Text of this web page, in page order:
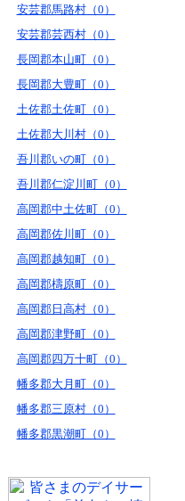
安芸郡馬路村（0）
安芸郡芸西村（0）
長岡郡本山町（0）
長岡郡大豊町（0）
土佐郡土佐町（0）
土佐郡大川村（0）
吾川郡いの町（0）
吾川郡仁淀川町（0）
高岡郡中土佐町（0）
高岡郡佐川町（0）
高岡郡越知町（0）
高岡郡檮原町（0）
高岡郡日高村（0）
高岡郡津野町（0）
高岡郡四万十町（0）
幡多郡大月町（0）
幡多郡三原村（0）
幡多郡黒潮町（0）